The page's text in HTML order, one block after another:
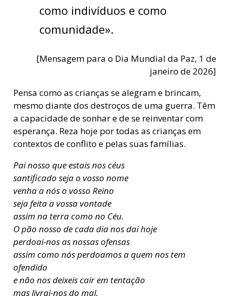
como indivíduos e como
comunidade».
[Mensagem para o Dia Mundial da Paz, 1 de
janeiro de 2026]
Pensa como as crianças se alegram e brincam,
mesmo diante dos destroços de uma guerra. Têm
a capacidade de sonhar e de se reinventar com
esperança. Reza hoje por todas as crianças em
contextos de conflito e pelas suas famílias.
Pai nosso que estais nos céus
santificado seja o vosso nome
venha a nós o vosso Reino
seja feita a vossa vontade
assim na terra como no Céu.
O pão nosso de cada dia nos dai hoje
perdoai-nos as nossas ofensas
assim como nós perdoamos a quem nos tem
ofendido
e não nos deixeis cair em tentação
mas livrai-nos do mal.